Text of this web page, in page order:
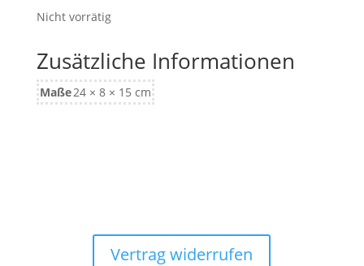
Nicht vorrätig
Zusätzliche Informationen
Maße24 × 8 × 15 cm
Vertrag widerrufen